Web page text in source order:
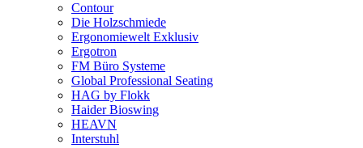
Contour
Die Holzschmiede
Ergonomiewelt Exklusiv
Ergotron
FM Büro Systeme
Global Professional Seating
HAG by Flokk
Haider Bioswing
HEAVN
Interstuhl